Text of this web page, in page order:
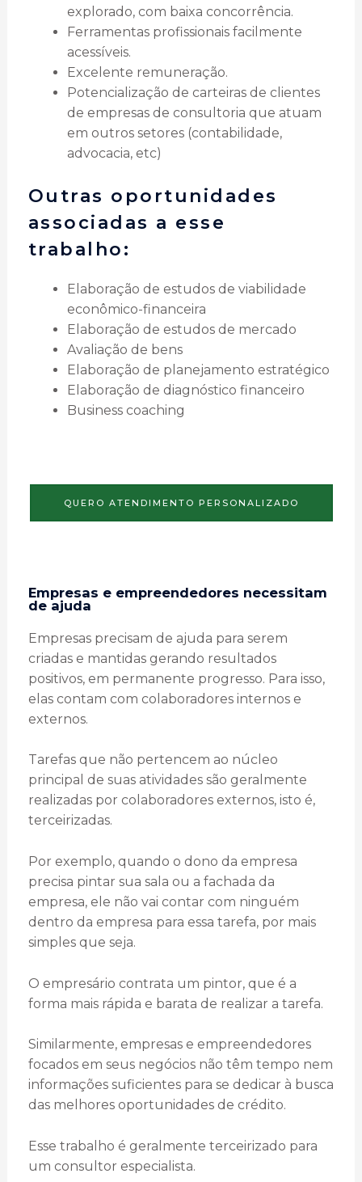
explorado, com baixa concorrência.
Ferramentas profissionais facilmente
acessíveis.
Excelente remuneração.
Potencialização de carteiras de clientes
de empresas de consultoria que atuam
em outros setores (contabilidade,
advocacia, etc)
Outras oportunidades
associadas a esse
trabalho:
Elaboração de estudos de viabilidade
econômico-financeira
Elaboração de estudos de mercado
Avaliação de bens
Elaboração de planejamento estratégico
Elaboração de diagnóstico financeiro
Business coaching
QUERO ATENDIMENTO PERSONALIZADO
Empresas e empreendedores necessitam
de ajuda
Empresas precisam de ajuda para serem
criadas e mantidas gerando resultados
positivos, em permanente progresso. Para isso,
elas contam com colaboradores internos e
externos.
Tarefas que não pertencem ao núcleo
principal de suas atividades são geralmente
realizadas por colaboradores externos, isto é,
terceirizadas.
Por exemplo, quando o dono da empresa
precisa pintar sua sala ou a fachada da
empresa, ele não vai contar com ninguém
dentro da empresa para essa tarefa, por mais
simples que seja.
O empresário contrata um pintor, que é a
forma mais rápida e barata de realizar a tarefa.
Similarmente, empresas e empreendedores
focados em seus negócios não têm tempo nem
informações suficientes para se dedicar à busca
das melhores oportunidades de crédito.
Esse trabalho é geralmente terceirizado para
um consultor especialista.